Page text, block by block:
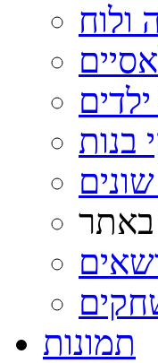
ולוח
בנות
באתר
תמונות